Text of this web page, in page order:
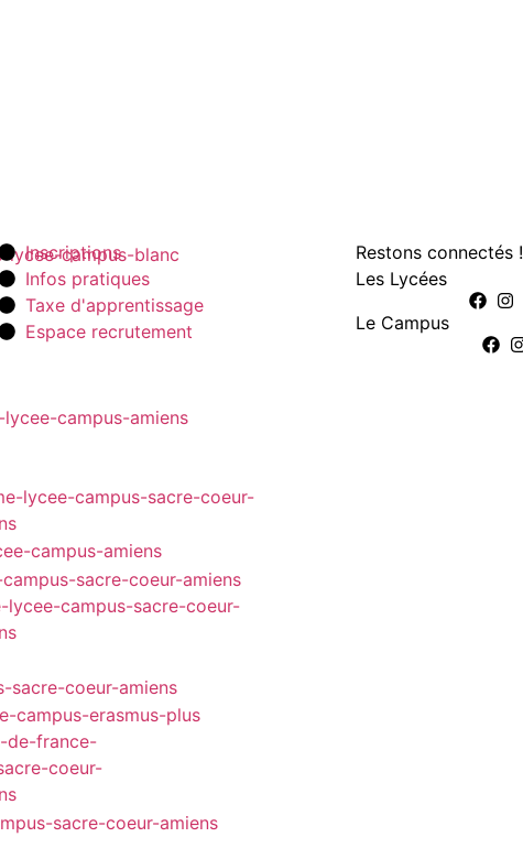
Inscriptions
Infos pratiques
Taxe d'apprentissage
Espace recrutement
Restons connectés !
Les Lycées
Le Campus